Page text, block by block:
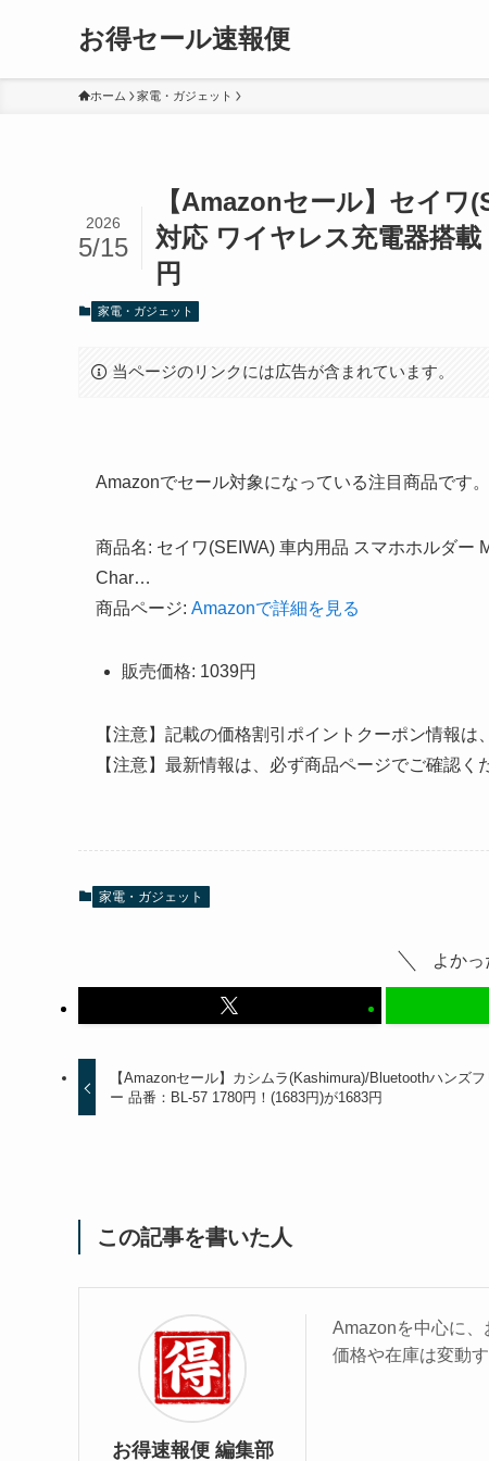
お得セール速報便
ホーム 家電・ガジェット
【Amazonセール】セイ
対応 ワイヤレス充電器搭
円
2026
5/15
家電・ガジェット
当ページのリンクには広告が含まれています。
Amazonでセール対象になっている注目商品です
商品名: セイワ(SEIWA) 車内用品 スマホホルダー
Char…
商品ページ: Amazonで詳細を見る
販売価格: 1039円
【注意】記載の価格割引ポイントクーポン情報は
【注意】最新情報は、必ず商品ページでご確認く
家電・ガジェット
よかっ
【Amazonセール】カシムラ(Kashimura)/Bluetoothハンズフ
ー 品番：BL-57 1780円！(1683円)が1683円
この記事を書いた人
お得速報便 編集部
Amazonを中心に、
価格や在庫は変動